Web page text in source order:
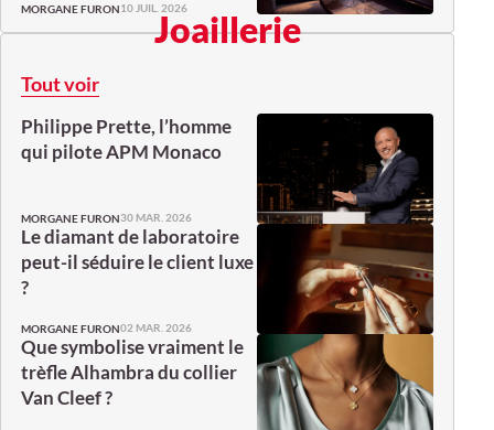
MORGANE FURON10 JUIL. 2026Joaillerie
Tout voir
Philippe Prette, l’homme
qui pilote APM Monaco
MORGANE FURON30 MAR. 2026
Le diamant de laboratoire
peut-il séduire le client luxe
?
MORGANE FURON02 MAR. 2026
Que symbolise vraiment le
trèfle Alhambra du collier
Van Cleef ?